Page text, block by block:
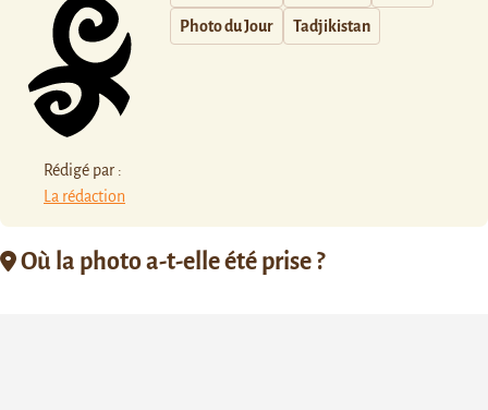
Rédigé par :
La rédaction
Photo du Jour Tadjikistan
Où la photo a-t-elle été prise ?